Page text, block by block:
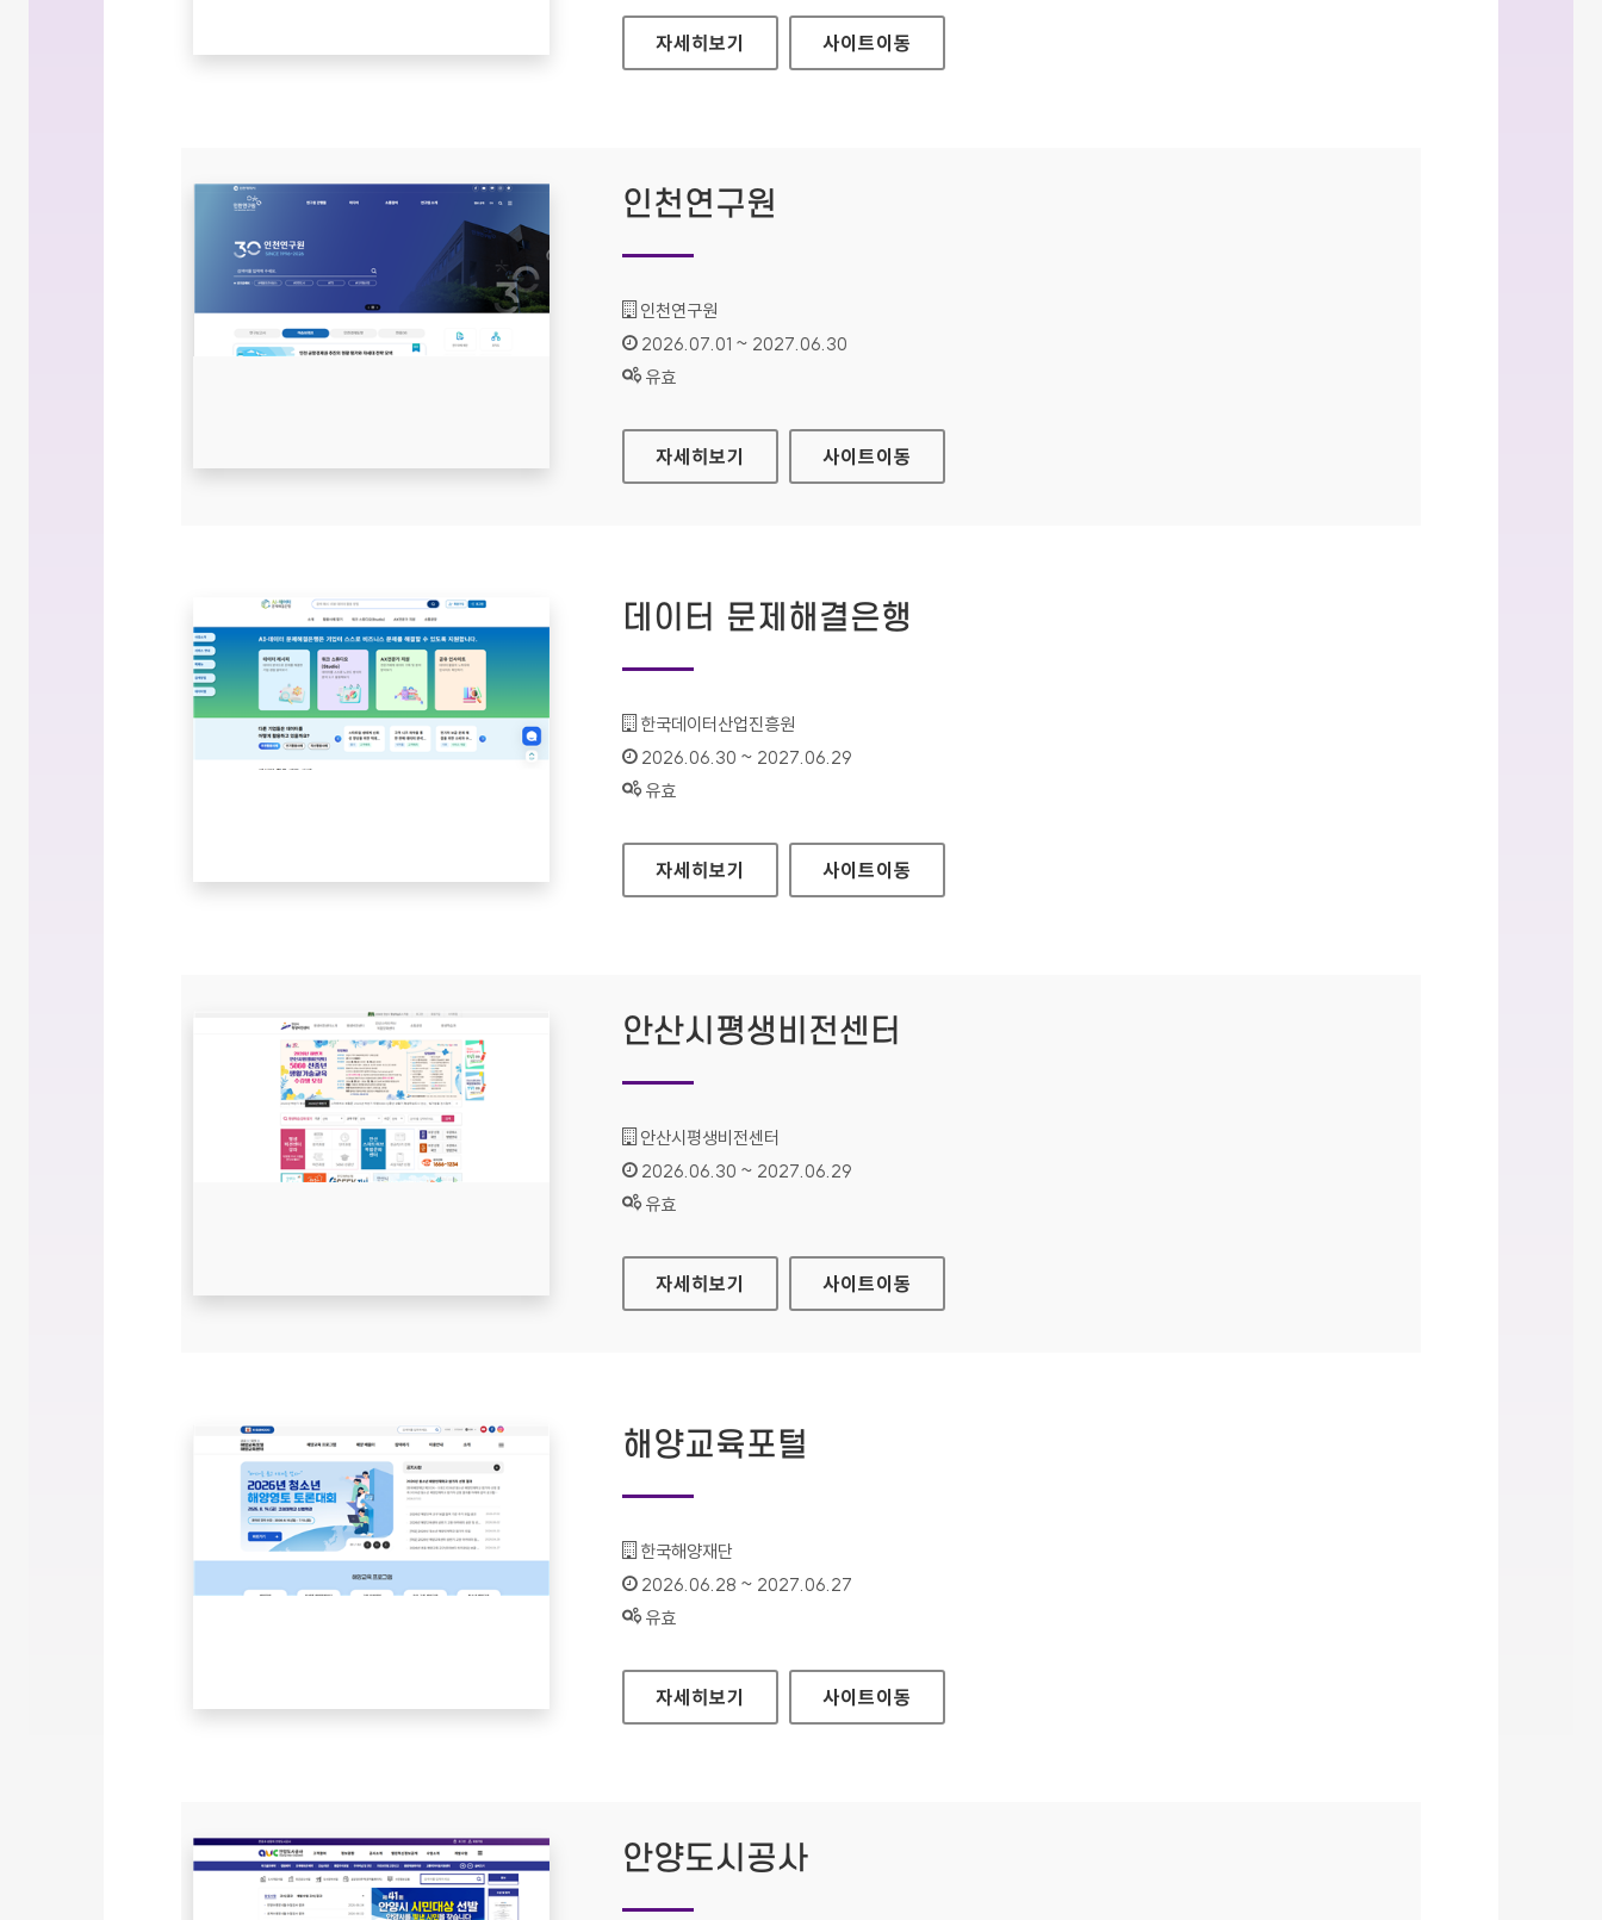
백제문화전당
자세히보기 사이트이동
인천연구원
기관명 :
인천연구원
인증기간 :
2026.07.01 ~ 2027.06.30
상태 :
유효
인천연구원
자세히보기 사이트이동
데이터 문제해결은행
기관명 :
한국데이터산업진흥원
인증기간 :
2026.06.30 ~ 2027.06.29
상태 :
유효
데이터 문제해결은행
자세히보기 사이트이동
안산시평생비전센터
기관명 :
안산시평생비전센터
인증기간 :
2026.06.30 ~ 2027.06.29
상태 :
유효
안산시평생비전센터
자세히보기 사이트이동
해양교육포털
기관명 :
한국해양재단
인증기간 :
2026.06.28 ~ 2027.06.27
상태 :
유효
해양교육포털
자세히보기 사이트이동
안양도시공사